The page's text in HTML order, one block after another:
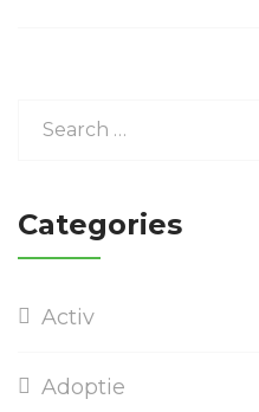
Categories
Activ
Adoptie